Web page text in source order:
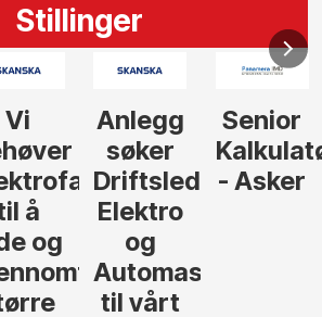
Stillinger
Senior
Tilbudsleder
Anlegg
- Oslo